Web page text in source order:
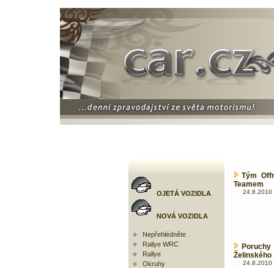
OJETÁ VOZIDLA
NOVÁ VOZIDLA
Nepřehlédněte
Rallye WRC
Rallye
Okruhy
Tým
Teamem
24.8.2010
Želinského
24.8.2010